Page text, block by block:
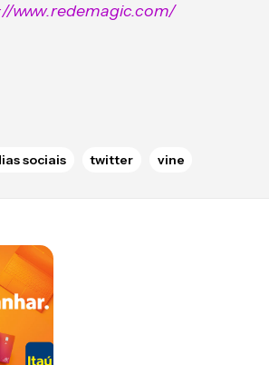
www.redemagic.com/
sociais twitter vine